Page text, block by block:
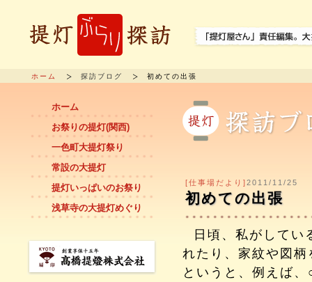
ホーム 探訪ブログ 初めての出張
[仕事場だより]2011/11/25
初めての出張
日頃、私がしてい
れたり、家紋や図
というと、例えば
ホーム
お祭りの提灯(関西)
一色町大提灯祭り
常設の大提灯
提灯いっぱいのお祭り
浅草寺の大提灯めぐり